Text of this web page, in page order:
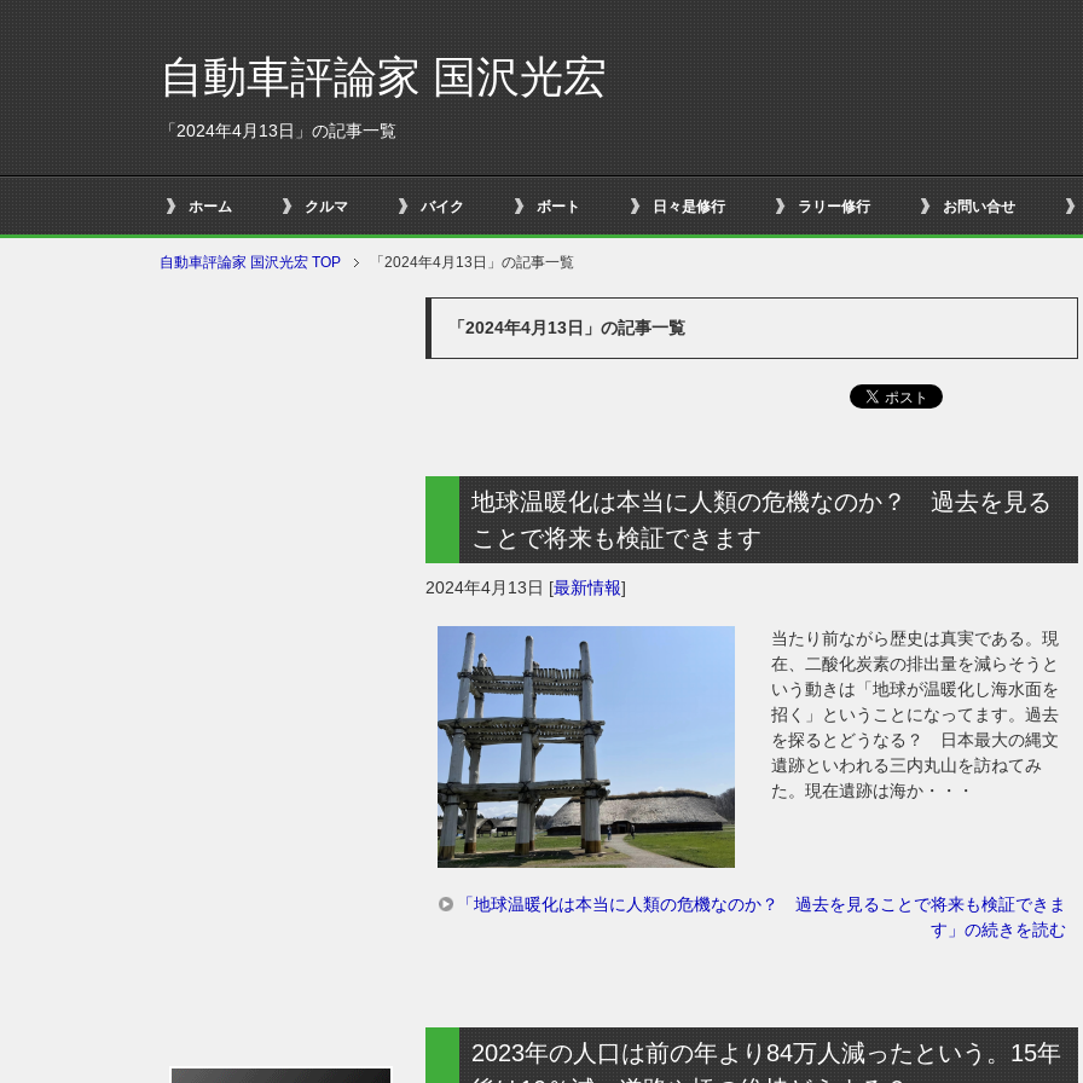
自動車評論家 国沢光宏
「2024年4月13日」の記事一覧
ホーム クルマ バイク ボート 日々是修行 ラリー修行 お問い合せ
自動車評論家 国沢光宏 TOP 「2024年4月13日」の記事一覧
「2024年4月13日」の記事一覧
地球温暖化は本当に人類の危機なのか？ 過去を見る
ことで将来も検証できます
2024年4月13日 [最新情報]
当たり前ながら歴史は真実である。現
在、二酸化炭素の排出量を減らそうと
いう動きは「地球が温暖化し海水面を
招く」ということになってます。過去
を探るとどうなる？ 日本最大の縄文
遺跡といわれる三内丸山を訪ねてみ
た。現在遺跡は海か・・・
「地球温暖化は本当に人類の危機なのか？ 過去を見ることで将来も検証できま
す」の続きを読む
2023年の人口は前の年より84万人減ったという。15年